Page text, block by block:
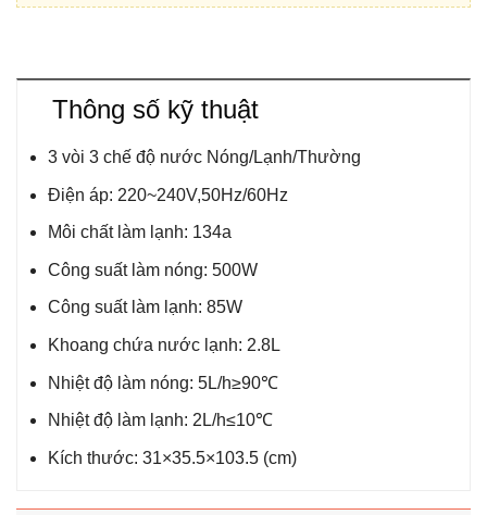
Thông số kỹ thuật
3 vòi 3 chế độ nước Nóng/Lạnh/Thường
Điện áp: 220~240V,50Hz/60Hz
Môi chất làm lạnh: 134a
Công suất làm nóng: 500W
Công suất làm lạnh: 85W
Khoang chứa nước lạnh: 2.8L
Nhiệt độ làm nóng: 5L/h≥90℃
Nhiệt độ làm lạnh: 2L/h≤10℃
Kích thước: 31×35.5×103.5 (cm)